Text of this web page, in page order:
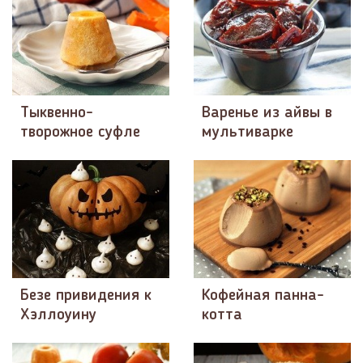
Тыквенно-
творожное суфле
Варенье из айвы в
мультиварке
Безе привидения к
Хэллоуину
Кофейная панна-
котта